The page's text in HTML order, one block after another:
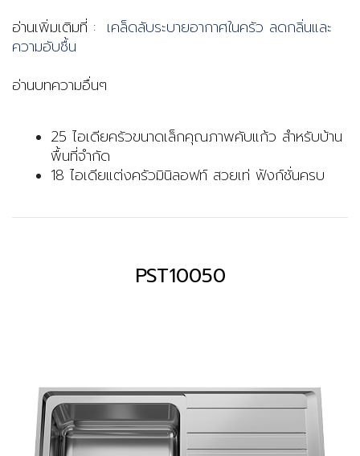
อ่านเพิ่มเติมที่ : เคล็ดลับระบายอากาศในครัว ลดกลิ่นและ
ความอับชื้น
อ่านบทความอื่นๆ
25 ไอเดียครัวขนาดเล็กคุณภาพคับแก้ว สำหรับบ้าน
พื้นที่จำกัด
18 ไอเดียแต่งครัวมินิลอฟท์ สวยเท่ ฟังก์ชั่นครบ
PST10050